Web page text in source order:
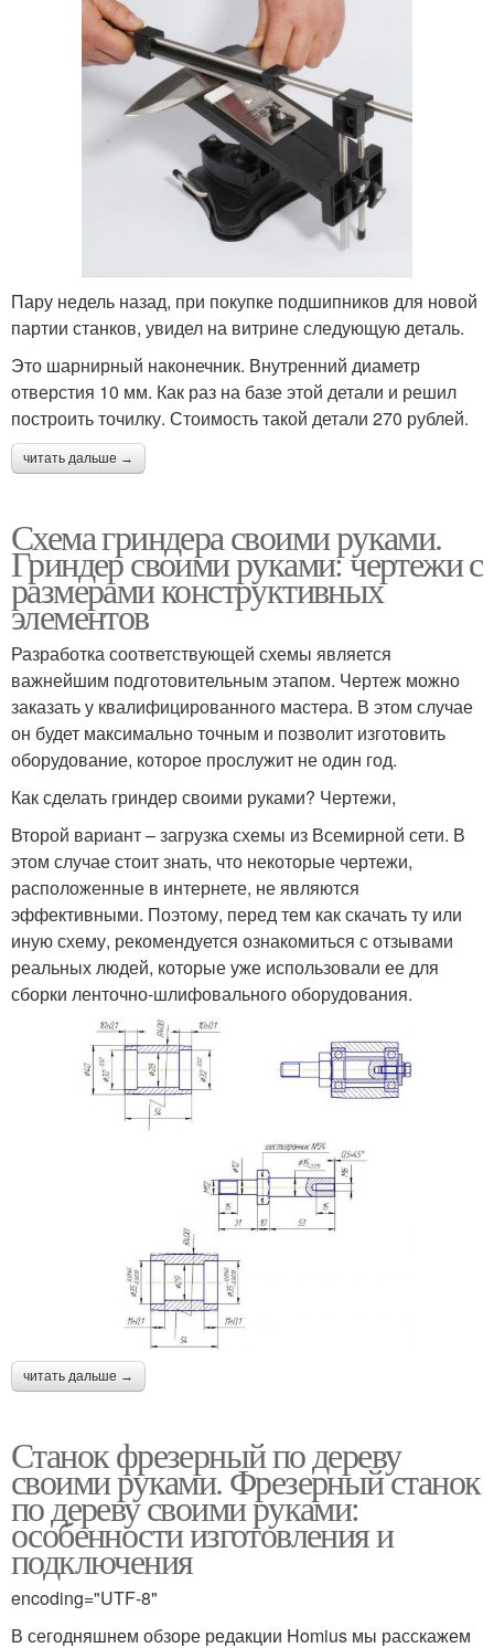
Пару недель назад, при покупке подшипников для новой
партии станков, увидел на витрине следующую деталь.
Это шарнирный наконечник. Внутренний диаметр
отверстия 10 мм. Как раз на базе этой детали и решил
построить точилку. Стоимость такой детали 270 рублей.
читать дальше →
Схема гриндера своими руками.
Гриндер своими руками: чертежи с
размерами конструктивных
элементов
Разработка соответствующей схемы является
важнейшим подготовительным этапом. Чертеж можно
заказать у квалифицированного мастера. В этом случае
он будет максимально точным и позволит изготовить
оборудование, которое прослужит не один год.
Как сделать гриндер своими руками? Чертежи,
Второй вариант – загрузка схемы из Всемирной сети. В
этом случае стоит знать, что некоторые чертежи,
расположенные в интернете, не являются
эффективными. Поэтому, перед тем как скачать ту или
иную схему, рекомендуется ознакомиться с отзывами
реальных людей, которые уже использовали ее для
сборки ленточно-шлифовального оборудования.
читать дальше →
Станок фрезерный по дереву
своими руками. Фрезерный станок
по дереву своими руками:
особенности изготовления и
подключения
encoding="UTF-8"
В сегодняшнем обзоре редакции Homius мы расскажем